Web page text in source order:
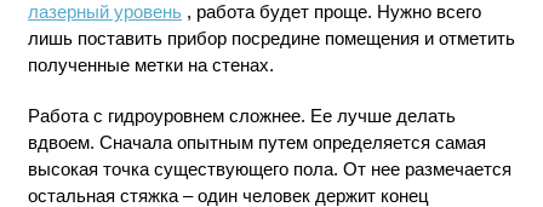
лазерный уровень , работа будет проще. Нужно всего
лишь поставить прибор посредине помещения и отметить
полученные метки на стенах.
Работа с гидроуровнем сложнее. Ее лучше делать
вдвоем. Сначала опытным путем определяется самая
высокая точка существующего пола. От нее размечается
остальная стяжка – один человек держит конец